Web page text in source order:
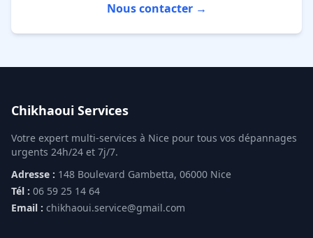
Nous contacter →
Chikhaoui Services
Votre expert multi-services à Nice pour tous vos dépannages
urgents 24h/24 et 7j/7.
Adresse : 148 Boulevard Gambetta, 06000 Nice
Tél : 06 59 25 14 64
Email : chikhaoui.service@gmail.com